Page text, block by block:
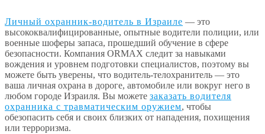
Личный охранник-водитель в Израиле — это
высококвалифицированные, опытные водители полиции, или
военные шоферы запаса, прошедший обучение в сфере
безопасности. Компания ORMAX следит за навыками
вождения и уровнем подготовки специалистов, поэтому вы
можете быть уверены, что водитель-телохранитель — это
ваша личная охрана в дороге, автомобиле или вокруг него в
любом городе Израиля. Вы можете заказать водителя
охранника с травматическим оружием, чтобы
обезопасить себя и своих близких от нападения, похищения
или терроризма.